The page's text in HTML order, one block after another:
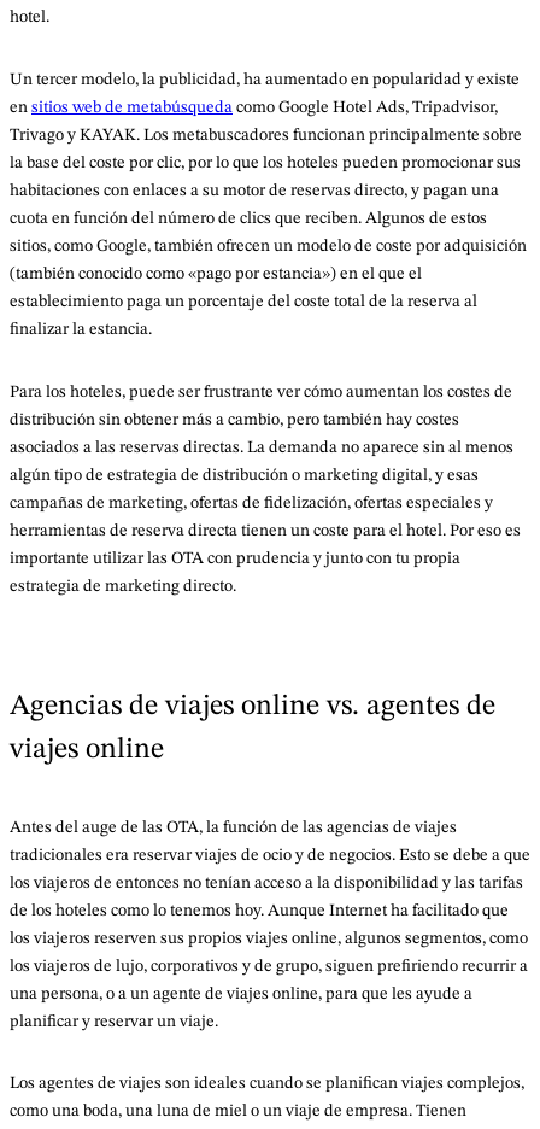
hotel.
Un tercer modelo, la publicidad, ha aumentado en popularidad y existe
en sitios web de metabúsqueda como Google Hotel Ads, Tripadvisor,
Trivago y KAYAK. Los metabuscadores funcionan principalmente sobre
la base del coste por clic, por lo que los hoteles pueden promocionar sus
habitaciones con enlaces a su motor de reservas directo, y pagan una
cuota en función del número de clics que reciben. Algunos de estos
sitios, como Google, también ofrecen un modelo de coste por adquisición
(también conocido como «pago por estancia») en el que el
establecimiento paga un porcentaje del coste total de la reserva al
finalizar la estancia.
Para los hoteles, puede ser frustrante ver cómo aumentan los costes de
distribución sin obtener más a cambio, pero también hay costes
asociados a las reservas directas. La demanda no aparece sin al menos
algún tipo de estrategia de distribución o marketing digital, y esas
campañas de marketing, ofertas de fidelización, ofertas especiales y
herramientas de reserva directa tienen un coste para el hotel. Por eso es
importante utilizar las OTA con prudencia y junto con tu propia
estrategia de marketing directo.
Agencias de viajes online vs. agentes de
viajes online
Antes del auge de las OTA, la función de las agencias de viajes
tradicionales era reservar viajes de ocio y de negocios. Esto se debe a que
los viajeros de entonces no tenían acceso a la disponibilidad y las tarifas
de los hoteles como lo tenemos hoy. Aunque Internet ha facilitado que
los viajeros reserven sus propios viajes online, algunos segmentos, como
los viajeros de lujo, corporativos y de grupo, siguen prefiriendo recurrir a
una persona, o a un agente de viajes online, para que les ayude a
planificar y reservar un viaje.
Los agentes de viajes son ideales cuando se planifican viajes complejos,
como una boda, una luna de miel o un viaje de empresa. Tienen